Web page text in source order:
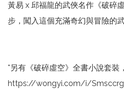
黃易 x 邱福龍的武俠名作《破碎
步，闖入這個充滿奇幻與冒險的
*另有《破碎虛空》全書小說套裝
https://wongyi.com/i/